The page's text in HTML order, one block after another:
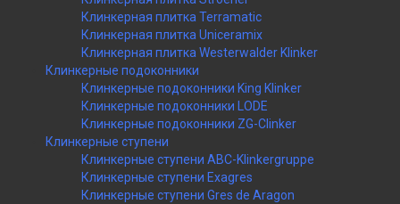
Клинкерная плитка Terramatic
Клинкерная плитка Uniceramix
Клинкерная плитка Westerwalder Klinker
Клинкерные подоконники
Клинкерные подоконники King Klinker
Клинкерные подоконники LODE
Клинкерные подоконники ZG-Clinker
Клинкерные ступени
Клинкерные ступени ABC-Klinkergruppe
Клинкерные ступени Exagres
Клинкерные ступени Gres de Aragon